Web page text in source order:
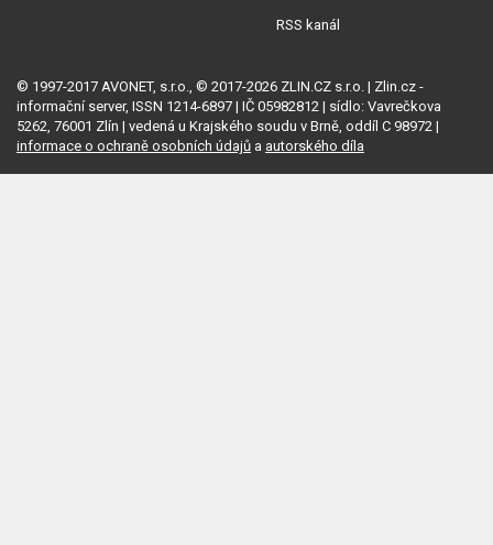
RSS kanál
© 1997-2017 AVONET, s.r.o., © 2017-2026 ZLIN.CZ s.r.o. | Zlin.cz -
informační server, ISSN 1214-6897 | IČ 05982812 | sídlo: Vavrečkova
5262, 76001 Zlín | vedená u Krajského soudu v Brně, oddíl C 98972 |
informace o ochraně osobních údajů a autorského díla